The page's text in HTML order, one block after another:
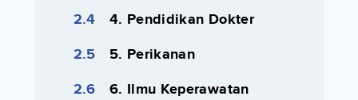
4. Pendidikan Dokter
5. Perikanan
6. Ilmu Keperawatan